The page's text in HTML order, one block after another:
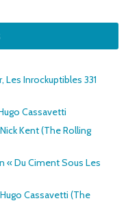
Les Inrockuptibles 331
Cassavetti
Kent (The Rolling
« Du Ciment Sous Les
Cassavetti (The